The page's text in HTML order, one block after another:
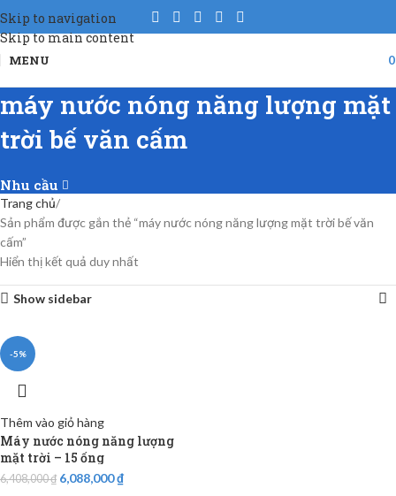
Skip to navigation
Skip to main content
MENU
máy nước nóng năng lượng mặt
trời bế văn cấm
Nhu cầu
Trang chủ
Sản phẩm được gắn thẻ “máy nước nóng năng lượng mặt trời bế văn
cấm”
Hiển thị kết quả duy nhất
Show sidebar
-5%
Thêm vào giỏ hàng
Máy nước nóng năng lượng
mặt trời – 15 ống
6,408,000₫ 6,088,000₫